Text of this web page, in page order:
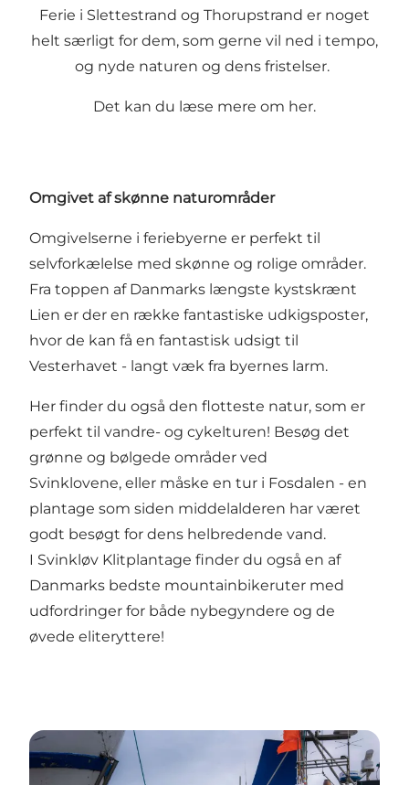
Ferie i Slettestrand og Thorupstrand er noget
helt særligt for dem, som gerne vil ned i tempo,
og nyde naturen og dens fristelser.
Det kan du læse mere om her.
Omgivet af skønne naturområder
Omgivelserne i feriebyerne er perfekt til
selvforkælelse med skønne og rolige områder.
Fra toppen af Danmarks længste kystskrænt
Lien er der en række fantastiske udkigsposter,
hvor de kan få en fantastisk udsigt til
Vesterhavet - langt væk fra byernes larm.
Her finder du også den flotteste natur, som er
perfekt til vandre- og cykelturen! Besøg det
grønne og bølgede områder ved
Svinklovene, eller måske en tur i Fosdalen - en
plantage som siden middelalderen har været
godt besøgt for dens helbredende vand.
I Svinkløv Klitplantage finder du også en af
Danmarks bedste mountainbikeruter med
udfordringer for både nybegyndere og de
øvede eliteryttere!